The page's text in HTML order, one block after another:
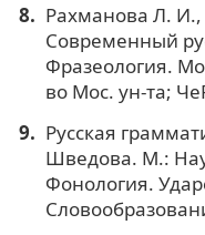
Рахманова Л.
Современный
Фразеология.
во Мос. ун-та;
Русская
Шведова. М.:
Фонология.